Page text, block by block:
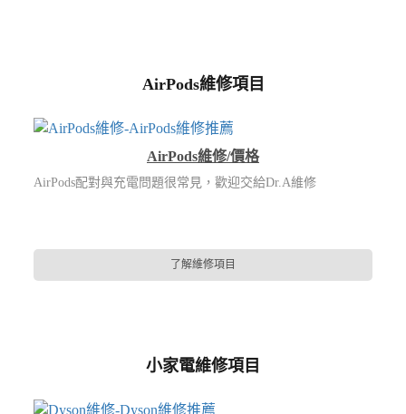
AirPods維修項目
AirPods維修/價格
AirPods配對與充電問題很常見，歡迎交給Dr.A維修
了解維修項目
小家電維修項目